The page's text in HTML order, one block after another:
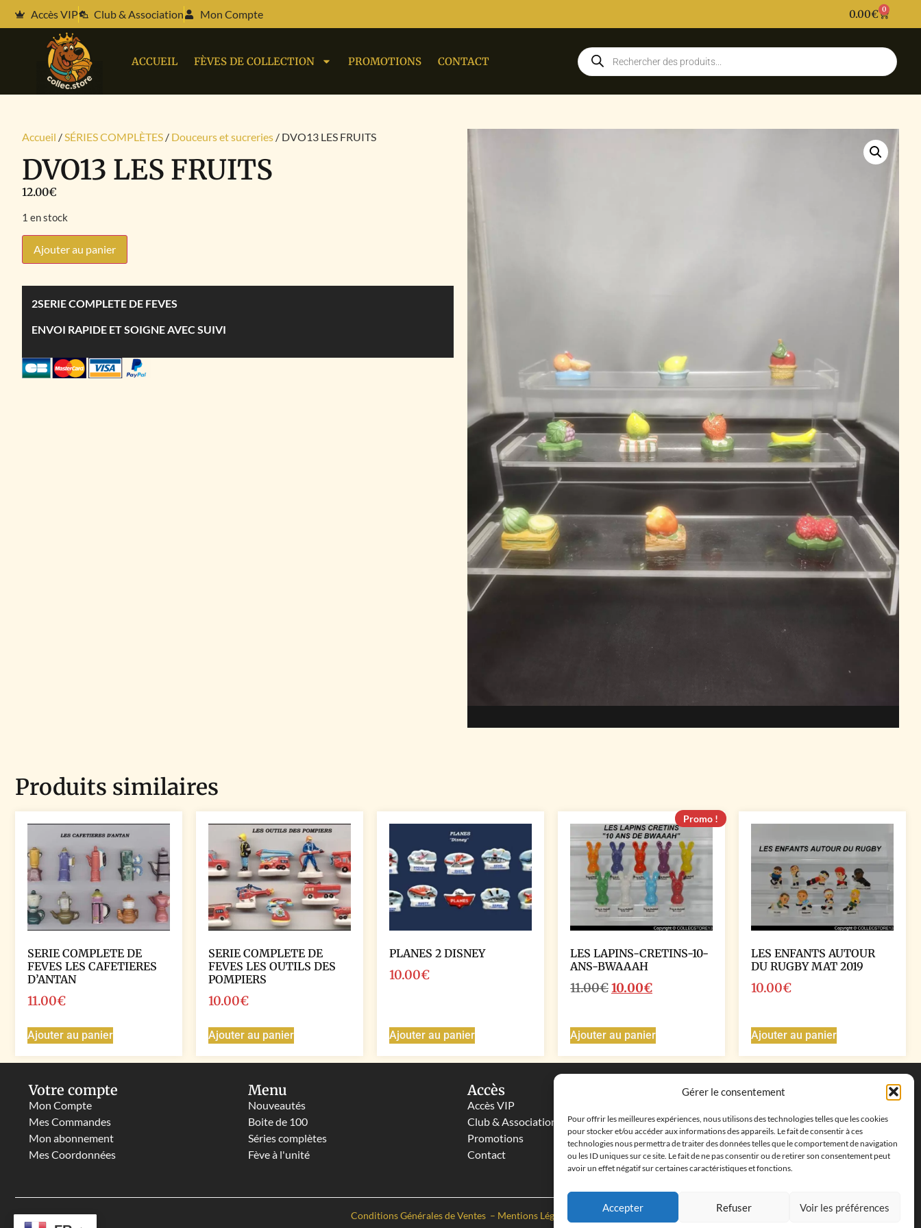
Gérer le consentement
Pour offrir les meilleures expériences, nous utilisons des technologies telles que les cookies
pour stocker et/ou accéder aux informations des appareils. Le fait de consentir à ces
technologies nous permettra de traiter des données telles que le comportement de navigation
ou les ID uniques sur ce site. Le fait de ne pas consentir ou de retirer son consentement peut
avoir un effet négatif sur certaines caractéristiques et fonctions.
Accepter Refuser Voir les préférences
Accès VIP Club & Association Mon Compte 0.00€ 0
ACCUEIL FÈVES DE COLLECTION PROMOTIONS CONTACT
Accueil /SÉRIES COMPLÈTES / Douceurs et sucreries / DVO13 LES FRUITS
DVO13 LES FRUITS
12.00€
1 en stock
Ajouter au panier
2SERIE COMPLETE DE FEVES
ENVOI RAPIDE ET SOIGNE AVEC SUIVI
Produits similaires
SERIE COMPLETE DE
FEVES LES CAFETIERES
D’ANTAN
11.00€
Ajouter au panier
SERIE COMPLETE DE
FEVES LES OUTILS DES
POMPIERS
10.00€
Ajouter au panier
PLANES 2 DISNEY
10.00€
Ajouter au panier
Promo !
LES LAPINS-CRETINS-10-
ANS-BWAAAH
11.00€10.00€
Ajouter au panier
LES ENFANTS AUTOUR
DU RUGBY MAT 2019
10.00€
Ajouter au panier
Votre compte
Mon Compte
Mes Commandes
Mon abonnement
Mes Coordonnées
Menu
Nouveautés
Boite de 100
Séries complètes
Fève à l'unité
Accès
Accès VIP
Club & Associations
Promotions
Contact
Coordonnées
cléments, 13500 Martigues, France
Téléphone : ‭+33652313256‬
Email :feves.collecstore@gmail.com
Conditions Générales de Ventes – Mentions Légales